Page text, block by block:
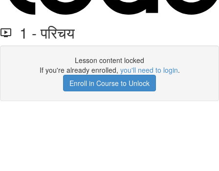
1 - परिचय
Lesson content locked
If you're already enrolled, you'll need to login.
Enroll in Course to Unlock